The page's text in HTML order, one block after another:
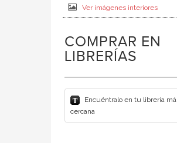
Ver imágenes interiores
COMPRAR EN
LIBRERÍAS
Encuéntralo en tu librería
cercana